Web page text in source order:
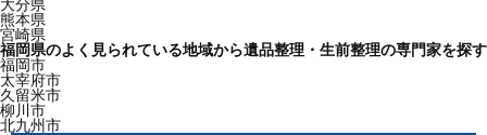
大分県
熊本県
宮崎県
福岡県のよく見られている地域から遺品整理・生前整理の専門家を探す
福岡市
太宰府市
久留米市
柳川市
北九州市